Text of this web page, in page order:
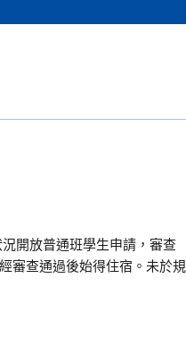
開放普通班學生申請，審查
審查通過後始得住宿。未於規